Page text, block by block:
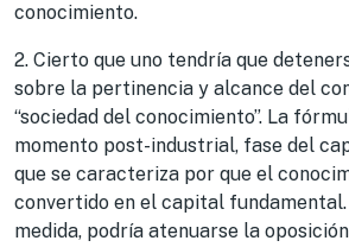
conocimiento.
2. Cierto que uno tendría que
sobre la pertinencia y alcance del
“sociedad del conocimiento”. La
momento post-industrial, fase del
que se caracteriza por que el
convertido en el capital fundamental.
medida, podría atenuarse la